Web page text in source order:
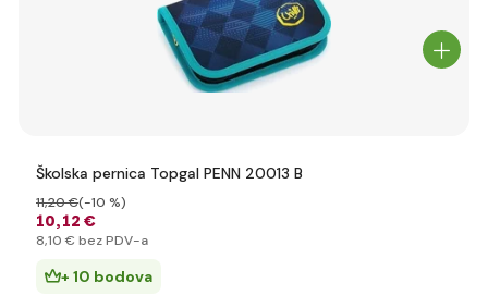
Školska pernica Topgal PENN 20013 B
10,12 €
11,20 €(-10 %)
8,10 € bez PDV-a
+ 10 bodova